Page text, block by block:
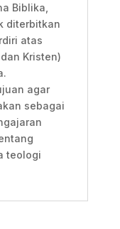
Biblika,
diterbitkan
atas
Kristen)
agar
sebagai
teologi